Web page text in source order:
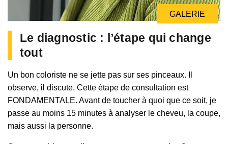
GALERIE
Le diagnostic : l’étape qui change
tout
Un bon coloriste ne se jette pas sur ses pinceaux. Il
observe, il discute. Cette étape de consultation est
FONDAMENTALE. Avant de toucher à quoi que ce soit, je
passe au moins 15 minutes à analyser le cheveu, la coupe,
mais aussi la personne.